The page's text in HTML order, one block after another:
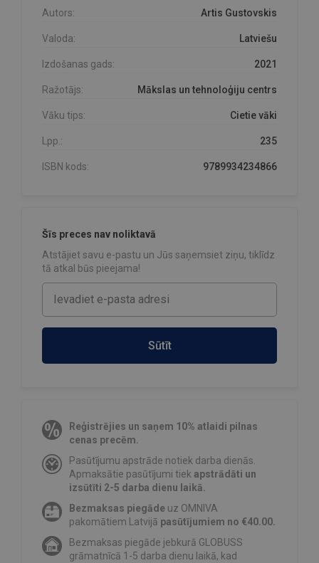
Autors: Artis Gustovskis
Valoda: Latviešu
Izdošanas gads: 2021
Ražotājs: Mākslas un tehnoloģiju centrs
Vāku tips: Cietie vāki
Lpp.: 235
ISBN kods: 9789934234866
Šīs preces nav noliktavā
Atstājiet savu e-pastu un Jūs saņemsiet ziņu, tiklīdz
tā atkal būs pieejama!
Sūtīt
Reģistrējies un saņem 10% atlaidi pilnas
cenas precēm.
Pasūtījumu apstrāde notiek darba dienās.
Apmaksātie pasūtījumi tiek apstrādāti un
izsūtīti 2-5 darba dienu laikā.
Bezmaksas piegāde uz OMNIVA
pakomātiem Latvijā pasūtījumiem no €40.00.
Bezmaksas piegāde jebkurā GLOBUSS
grāmatnīcā 1-5 darba dienu laikā, kad